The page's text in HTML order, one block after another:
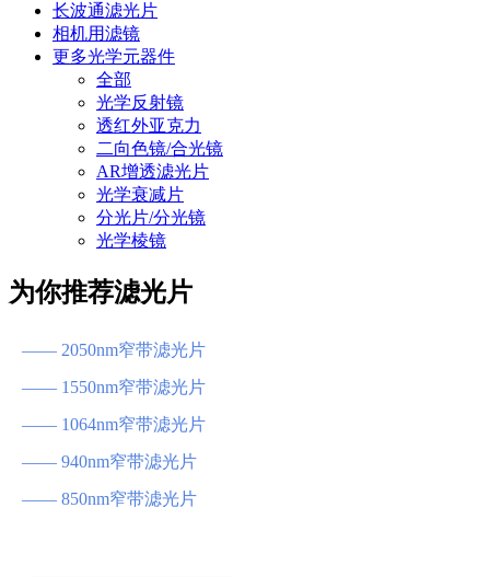
长波通滤光片
相机用滤镜
更多光学元器件
全部
光学反射镜
透红外亚克力
二向色镜/合光镜
AR增透滤光片
光学衰减片
分光片/分光镜
光学棱镜
为你推荐滤光片
—— 2050nm窄带滤光片
—— 1550nm窄带滤光片
—— 1064nm窄带滤光片
—— 940nm窄带滤光片
—— 850nm窄带滤光片